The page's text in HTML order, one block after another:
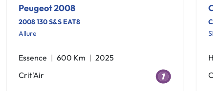
Peugeot 2008
2008 130 S&S EAT8
Allure
Essence 600 Km
2025
Crit'Air
C5